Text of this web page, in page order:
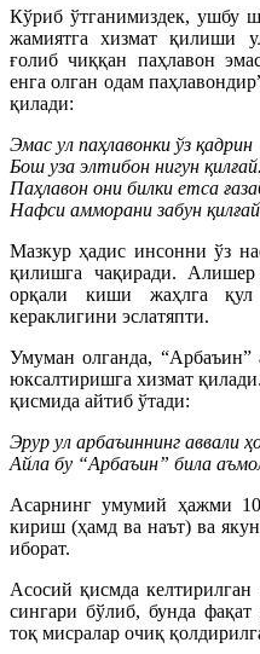
Кўриб ўтганимиздек, ушбу
жамиятга хизмат қилиши
ғолиб чиққан паҳлавон
енга олган одам
қилади:
Эмас ул паҳлавонки ўз қадрин
Бош уза элтибон нигун қилғай.
Паҳлавон они билки етса
Нафси амморани забун
Мазкур ҳадис инсонни ўз
қилишга чақиради.
орқали киши жаҳлга
кераклигини эслатяпти.
Умуман олганда, “Арбаъин”
юксалтиришга хизмат
қисмида айтиб ўтади:
Эрур ул арбаъиннинг аввали
Айла бу “Арбаъин” била
Асарнинг умумий ҳажми
кириш (ҳамд ва наът) ва
иборат.
Асосий қисмда
сингари бўлиб, бунда
тоқ мисралар очиқ